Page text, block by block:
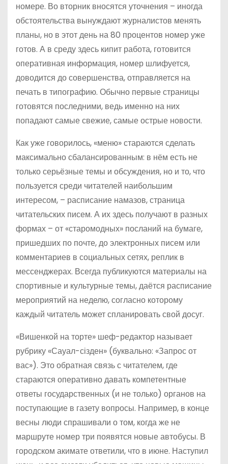
номере. Во вторник вносятся уточнения – иногда
обстоятельства вынуждают журналистов менять
планы, но в этот день на 80 процентов номер уже
готов. А в среду здесь кипит работа, готовится
оперативная информация, номер шлифуется,
доводится до совершенства, отправляется на
печать в типографию. Обычно первые страницы
готовятся последними, ведь именно на них
попадают самые свежие, самые острые новости.
Как уже говорилось, «меню» стараются сделать
максимально сбалансированным: в нём есть не
только серьёзные темы и обсуждения, но и то, что
пользуется среди читателей наибольшим
интересом, – расписание намазов, страница
читательских писем. А их здесь получают в разных
формах – от «старомодных» посланий на бумаге,
пришедших по почте, до электронных писем или
комментариев в социальных сетях, реплик в
мессенджерах. Всегда публикуются материалы на
спортивные и культурные темы, даётся расписание
мероприятий на неделю, согласно которому
каждый читатель может спланировать свой досуг.
«Вишенкой на торте» шеф-редактор называет
рубрику «Сауал-сізден» (буквально: «Запрос от
вас»). Это обратная связь с читателем, где
стараются оперативно давать компетентные
ответы государственных (и не только) органов на
поступающие в газету вопросы. Например, в конце
весны люди спрашивали о том, когда же не
маршруте номер три появятся новые автобусы. В
городском акимате ответили, что в июне. Наступил